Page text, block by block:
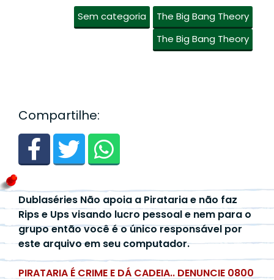
Sem categoria
The Big Bang Theory
The Big Bang Theory
Compartilhe:
Dublaséries Não apoia a Pirataria e não faz
Rips e Ups visando lucro pessoal e nem para o
grupo então você é o único responsável por
este arquivo em seu computador.
PIRATARIA É CRIME E DÁ CADEIA.. DENUNCIE 0800